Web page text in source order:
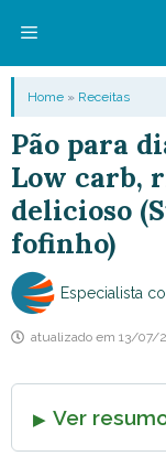
conteúdo
Menu
Home » Receitas
Pão para
Low carb,
delicioso
fofinho)
Especialista
atualizado em 13/07/
Ver